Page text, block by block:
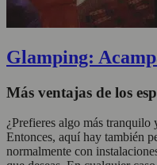
Glamping:
Más ventajas de los
¿Prefieres algo más tranquilo
Entonces, aquí hay también
normalmente con